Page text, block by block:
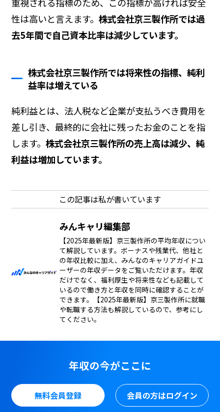
性は高いと言えます。 株式会社京三製作所では過
去5年間で自己資本比率は減少しています。
株式会社京三製作所では将来性の指標、純利
益率は増えている
純利益とは、法人税など企業が支払うべき費用を
差し引き、最終的に会社に残ったお金のことを指
します。 株式会社京三製作所の売上高は減少、純
利益は増加しています。
この記事は私が書いています
みんキャリ編集部
【2025年最新版】京三製作所の平均年収につい
て解説しています。ボーナスや残業代、他社と
の年収比較に加え、みんなのキャリアガイドユ
ーザーの年収データをご覧いただけます。年収
だけでなく、福利厚生や将来性なども記載して
いるので働き方と年収を同時に確認することが
できます。【2025年最新版】京三製作所に就職
や転職する方法も解説しているので、参考にし
てください。
年収の今がここに
無料会員登録 会員の方はログイン